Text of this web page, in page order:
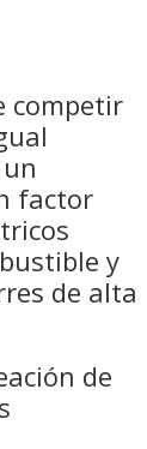
competir
factor
y
de alta
de